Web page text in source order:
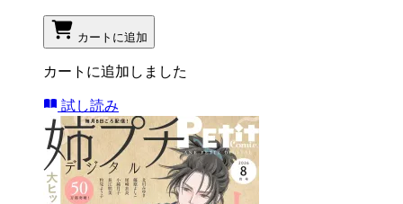
カートに追加
カートに追加しました
試し読み